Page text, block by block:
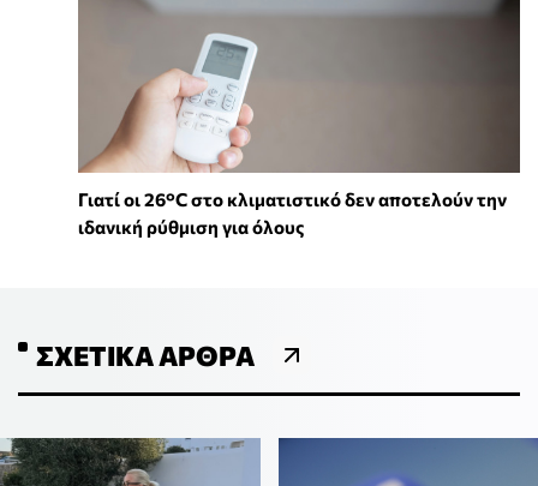
Γιατί οι 26°C στο κλιματιστικό δεν αποτελούν την
ιδανική ρύθμιση για όλους
ΣΧΕΤΙΚΆ ΆΡΘΡΑ